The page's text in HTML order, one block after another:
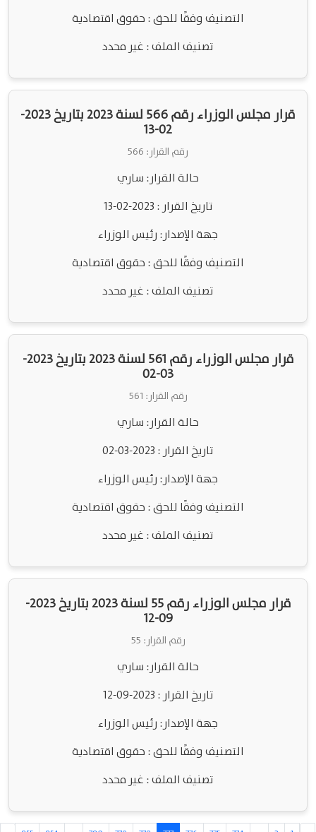
التصنيف وفقًا للحق : حقوق اقتصادية
تصنيف الملف : غير محدد
قرار مجلس الوزراء رقم 566 لسنة 2023 بتاريخ 2023-
02-13
رقم القرار: 566
حالة القرار: ساري
تاريخ القرار : 2023-02-13
جهة الإصدار: رئيس الوزراء
التصنيف وفقًا للحق : حقوق اقتصادية
تصنيف الملف : غير محدد
قرار مجلس الوزراء رقم 561 لسنة 2023 بتاريخ 2023-
03-02
رقم القرار: 561
حالة القرار: ساري
تاريخ القرار : 2023-03-02
جهة الإصدار: رئيس الوزراء
التصنيف وفقًا للحق : حقوق اقتصادية
تصنيف الملف : غير محدد
قرار مجلس الوزراء رقم 55 لسنة 2023 بتاريخ 2023-
09-12
رقم القرار: 55
حالة القرار: ساري
تاريخ القرار : 2023-09-12
جهة الإصدار: رئيس الوزراء
التصنيف وفقًا للحق : حقوق اقتصادية
تصنيف الملف : غير محدد